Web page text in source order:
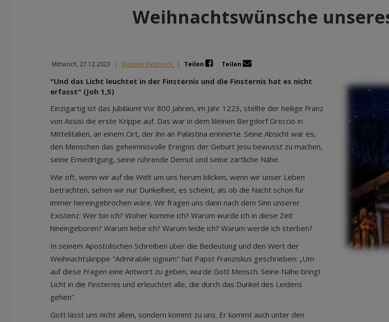
Weihnachtswünsche
Mittwoch, 27.12.2023 | Diözese Innsbruck | Teilen Teilen
"Und das Licht leuchtet in der Finsternis und die Finsternis hat es nicht
erfasst" (Joh 1,5)
Einzigartig ist das Jubiläum! Vor 800 Jahren, im Jahr 1223, stellte der heilige Franz
von Assisi die erste Krippe auf. Das war in dem kleinen Bergdorf Greccio in
Mittelitalien, an einem Ort, der ihn an Palästina erinnerte. Seine Absicht war es,
den Menschen das geheimnisvolle Ereignis der Geburt Jesu bewusst zu machen,
seine Erniedrigung, seine rührende Demut und seine zärtliche Nähe.
Wie oft, wenn wir auf die Welt um uns herum blicken, wenn wir unser Leben
betrachten, sehen wir nur Dunkelheit, es scheint, als ob die Nacht schon für
immer hereingebrochen wäre. Wir fragen uns dann nach dem Sinn unserer
Existenz: Wer bin ich? Woher komme ich? Warum wurde ich in diese Zeit
hineingeboren? Warum liebe ich? Warum leide ich? Warum werde ich sterben?
In seinem Apostolischen Schreiben über die Bedeutung und den Wert der
Weihnachtskrippe "Admirabile signum" hat Papst Franziskus geschrieben: „Um
auf diese Fragen eine Antwort zu geben, wurde Gott Mensch. Seine Nähe bringt
Licht in die Finsternis und erleuchtet alle, die durch das Dunkel des Leidens
gehen”.
Gott lässt uns nicht allein, sondern kommt zu uns. Er kommt auch unter den